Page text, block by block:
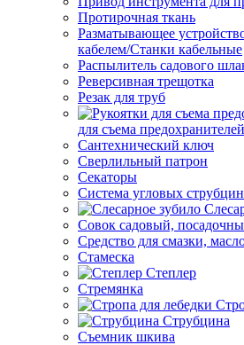
Протирочная ткань
Разматывающее
кабелем/Станки кабельные
Распылитель садового
Реверсивная трещотка
Резак для труб
для съема предохранителей
Сантехнический ключ
Сверлильный патрон
Секаторы
Система угловых струбцин
Совок садовый,
Средство для смазки,
Стамеска
Степлер
Стремянка
Струбцина
Съемник шкива